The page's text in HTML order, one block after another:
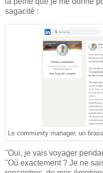
sagacité :
Le community manager, un
"Oui, je vais voyager
"Où exactement ? Je ne